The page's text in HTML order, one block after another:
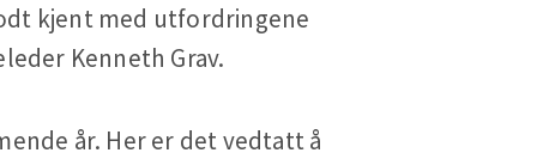
kjent med utfordringene
Kenneth Grav.
år. Her er det vedtatt å